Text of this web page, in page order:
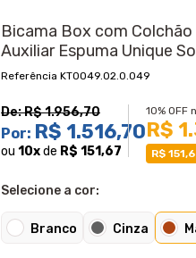
Bicama Box com
Auxiliar Espuma Unique
KT0049.02.0.049
De:R$ 1.956,70
Por: R$ 1.516,70
ou10xde R$ 151,67
10% OFF
R$
R$
Selecione a cor:
Branco Cinza